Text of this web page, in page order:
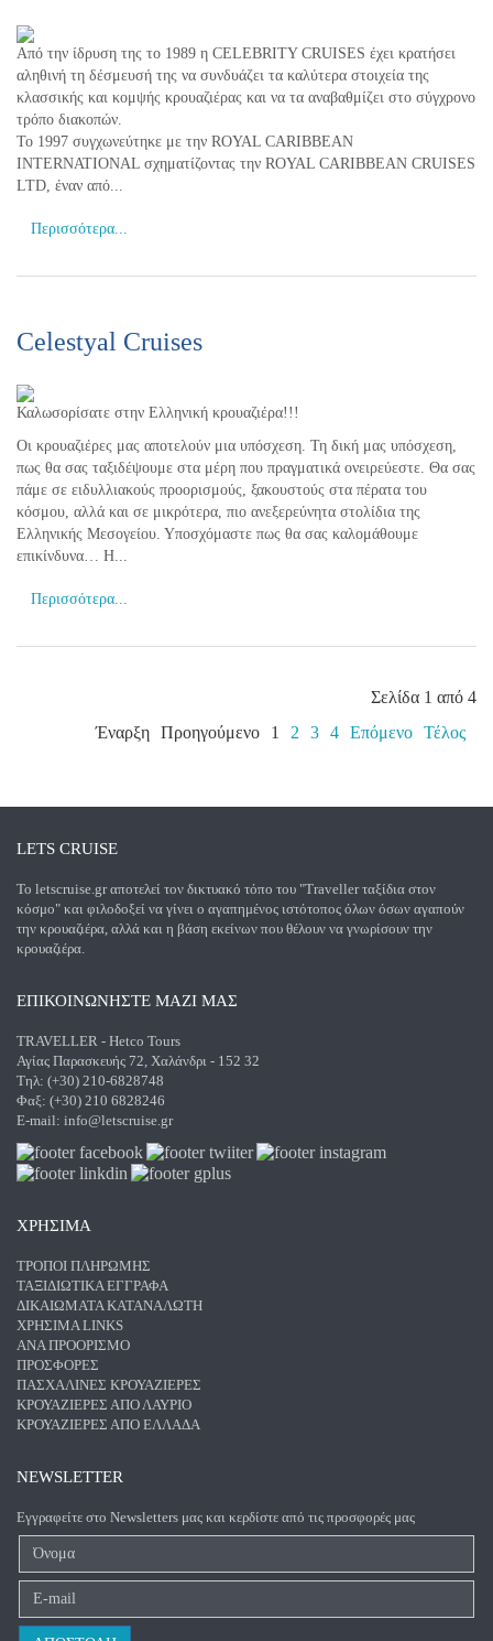
Από την ίδρυση της το 1989 η CELEBRITY CRUISES έχει κρατήσει
αληθινή τη δέσμευσή της να συνδυάζει τα καλύτερα στοιχεία της
κλασσικής και κομψής κρουαζιέρας και να τα αναβαθμίζει στο σύγχρονο
τρόπο διακοπών.
Το 1997 συγχωνεύτηκε με την ROYAL CARIBBEAN
INTERNATIONAL σχηματίζοντας την ROYAL CARIBBEAN CRUISES
LTD, έναν από...
Περισσότερα...
Celestyal Cruises
Καλωσορίσατε στην Ελληνική κρουαζιέρα!!!
Οι κρουαζιέρες μας αποτελούν μια υπόσχεση. Τη δική μας υπόσχεση,
πως θα σας ταξιδέψουμε στα μέρη που πραγματικά ονειρεύεστε. Θα σας
πάμε σε ειδυλλιακούς προορισμούς, ξακουστούς στα πέρατα του
κόσμου, αλλά και σε μικρότερα, πιο ανεξερεύνητα στολίδια της
Ελληνικής Μεσογείου. Υποσχόμαστε πως θα σας καλομάθουμε
επικίνδυνα… Η...
Περισσότερα...
Σελίδα 1 από 4
Έναρξη Προηγούμενο 1 2 3 4 Επόμενο Τέλος
LETS CRUISE
Το letscruise.gr αποτελεί τον δικτυακό τόπο του "Traveller ταξίδια στον
κόσμο" και φιλοδοξεί να γίνει ο αγαπημένος ιστότοπος όλων όσων αγαπούν
την κρουαζιέρα, αλλά και η βάση εκείνων που θέλουν να γνωρίσουν την
κρουαζιέρα.
ΕΠΙΚΟΙΝΩΝΗΣΤΕ ΜΑΖΙ ΜΑΣ
TRAVELLER - Hetco Tours
Αγίας Παρασκευής 72, Χαλάνδρι - 152 32
Τηλ: (+30) 210-6828748
Φαξ: (+30) 210 6828246
E-mail: info@letscruise.gr
ΧΡΗΣΙΜΑ
ΤΡΌΠΟΙ ΠΛΗΡΩΜΉΣ
ΤΑΞΙΔΙΩΤΙΚΆ ΈΓΓΡΑΦΑ
ΔΙΚΑΙΏΜΑΤΑ ΚΑΤΑΝΑΛΩΤΉ
ΧΡΉΣΙΜΑ LINKS
ΑΝΑ ΠΡΟΟΡΙΣΜΌ
ΠΡΟΣΦΟΡΈΣ
ΠΑΣΧΑΛΙΝΈΣ ΚΡΟΥΑΖΙΈΡΕΣ
ΚΡΟΥΑΖΙΈΡΕΣ ΑΠΌ ΛΑΎΡΙΟ
ΚΡΟΥΑΖΙΈΡΕΣ ΑΠΌ ΕΛΛΆΔΑ
NEWSLETTER
Εγγραφείτε στο Newsletters μας και κερδίστε από τις προσφορές μας